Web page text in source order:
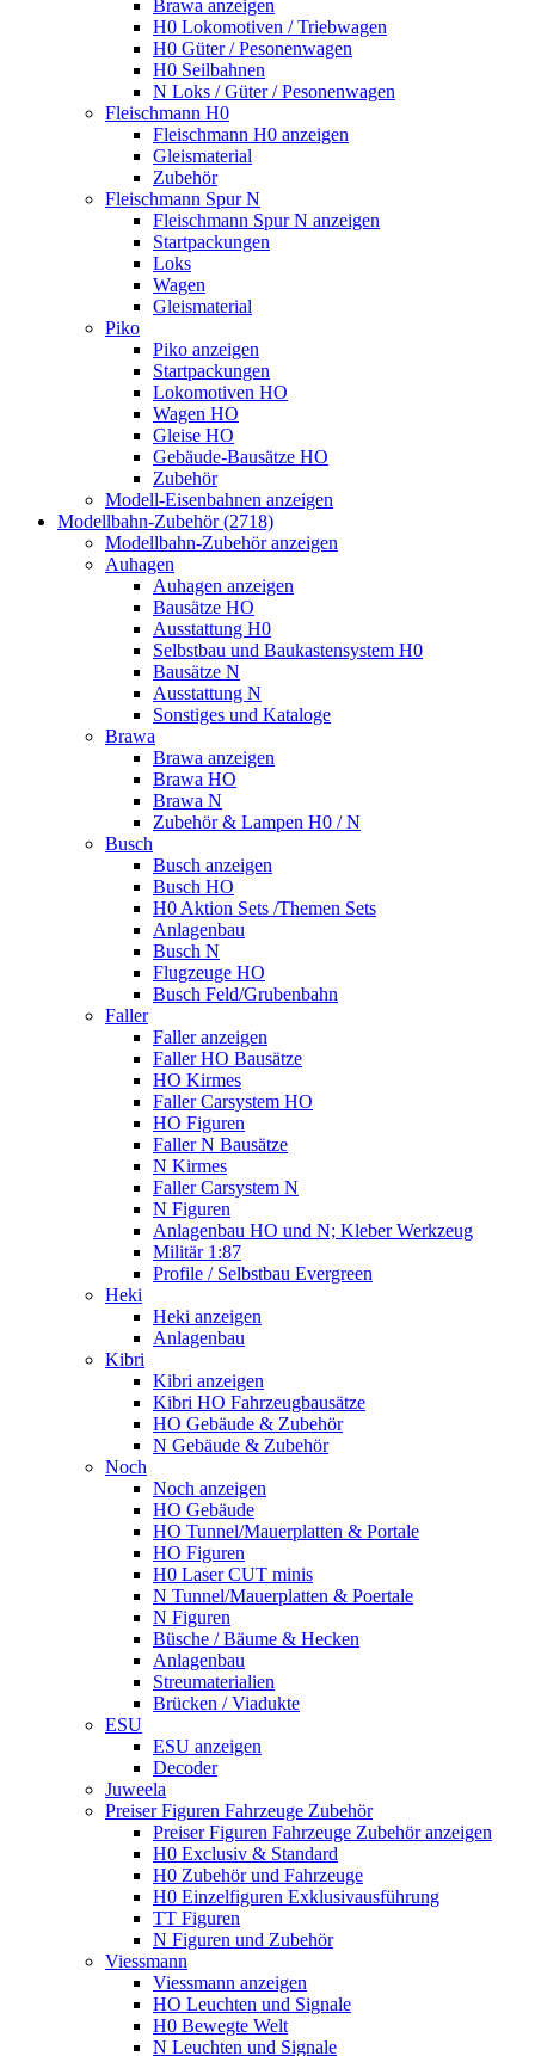
Brawa anzeigen
H0 Lokomotiven / Triebwagen
H0 Güter / Pesonenwagen
H0 Seilbahnen
N Loks / Güter / Pesonenwagen
Fleischmann H0
Fleischmann H0 anzeigen
Gleismaterial
Zubehör
Fleischmann Spur N
Fleischmann Spur N anzeigen
Startpackungen
Loks
Wagen
Gleismaterial
Piko
Piko anzeigen
Startpackungen
Lokomotiven HO
Wagen HO
Gleise HO
Gebäude-Bausätze HO
Zubehör
Modell-Eisenbahnen anzeigen
Modellbahn-Zubehör (2718)
Modellbahn-Zubehör anzeigen
Auhagen
Auhagen anzeigen
Bausätze HO
Ausstattung H0
Selbstbau und Baukastensystem H0
Bausätze N
Ausstattung N
Sonstiges und Kataloge
Brawa
Brawa anzeigen
Brawa HO
Brawa N
Zubehör & Lampen H0 / N
Busch
Busch anzeigen
Busch HO
H0 Aktion Sets /Themen Sets
Anlagenbau
Busch N
Flugzeuge HO
Busch Feld/Grubenbahn
Faller
Faller anzeigen
Faller HO Bausätze
HO Kirmes
Faller Carsystem HO
HO Figuren
Faller N Bausätze
N Kirmes
Faller Carsystem N
N Figuren
Anlagenbau HO und N; Kleber Werkzeug
Militär 1:87
Profile / Selbstbau Evergreen
Heki
Heki anzeigen
Anlagenbau
Kibri
Kibri anzeigen
Kibri HO Fahrzeugbausätze
HO Gebäude & Zubehör
N Gebäude & Zubehör
Noch
Noch anzeigen
HO Gebäude
HO Tunnel/Mauerplatten & Portale
HO Figuren
H0 Laser CUT minis
N Tunnel/Mauerplatten & Poertale
N Figuren
Büsche / Bäume & Hecken
Anlagenbau
Streumaterialien
Brücken / Viadukte
ESU
ESU anzeigen
Decoder
Juweela
Preiser Figuren Fahrzeuge Zubehör
Preiser Figuren Fahrzeuge Zubehör anzeigen
H0 Exclusiv & Standard
H0 Zubehör und Fahrzeuge
H0 Einzelfiguren Exklusivausführung
TT Figuren
N Figuren und Zubehör
Viessmann
Viessmann anzeigen
HO Leuchten und Signale
H0 Bewegte Welt
N Leuchten und Signale